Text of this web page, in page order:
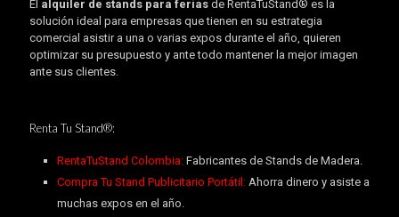
El alquiler de stands para ferias de RentaTuStand® es la
solución ideal para empresas que tienen en su estrategia
comercial asistir a una o varias expos durante el año, quieren
optimizar su presupuesto y ante todo mantener la mejor imagen
ante sus clientes.
Renta Tu Stand®:
RentaTuStand Colombia: Fabricantes de Stands de Madera.
Compra Tu Stand Publicitario Portátil:Ahorra dinero y asiste a
muchas expos en el año.